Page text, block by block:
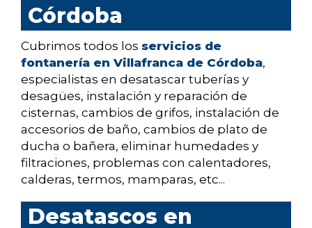
Córdoba
Cubrimos todos los servicios de
fontanería en Villafranca de Córdoba,
especialistas en desatascar tuberías y
desagües, instalación y reparación de
cisternas, cambios de grifos, instalación de
accesorios de baño, cambios de plato de
ducha o bañera, eliminar humedades y
filtraciones, problemas con calentadores,
calderas, termos, mamparas, etc...
Desatascos en